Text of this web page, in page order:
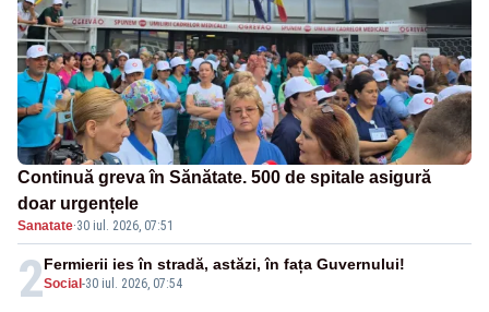
Continuă greva în Sănătate. 500 de spitale asigură
doar urgențele
Sanatate·30 iul. 2026, 07:51
2Social -30 iul. 2026, 07:54
Fermierii ies în stradă, astăzi, în fața Guvernului!